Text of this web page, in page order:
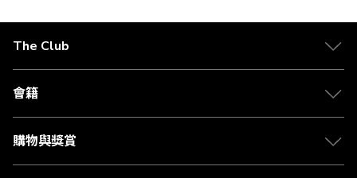
The Club
關於 The Club
合作夥伴
媒體中心
會籍
會籍及專屬禮遇
賺取積分
購物與獎賞
物流與配送